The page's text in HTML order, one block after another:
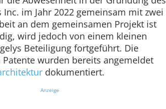
Inc. im Jahr 2022 gemeinsam mit zwei
an dem gemeinsamen Projekt ist
wird jedoch von einem kleinen
Beteiligung fortgeführt. Die
wurden bereits angemeldet
dokumentiert.
Anzeige